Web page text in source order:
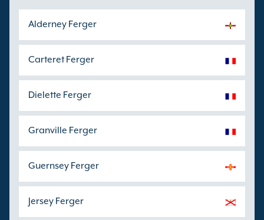
Alderney Ferger
Carteret Ferger
Dielette Ferger
Granville Ferger
Guernsey Ferger
Jersey Ferger